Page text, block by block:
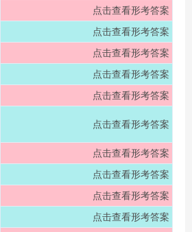
点击查看形考答案
点击查看形考答案
点击查看形考答案
点击查看形考答案
点击查看形考答案
点击查看形考答案
点击查看形考答案
点击查看形考答案
点击查看形考答案
点击查看形考答案